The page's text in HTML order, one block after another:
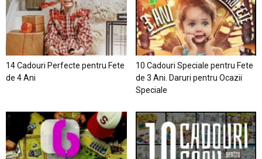
14 Cadouri Perfecte pentru Fete
de 4 Ani
10 Cadouri Speciale pentru Fete
de 3 Ani. Daruri pentru Ocazii
Speciale